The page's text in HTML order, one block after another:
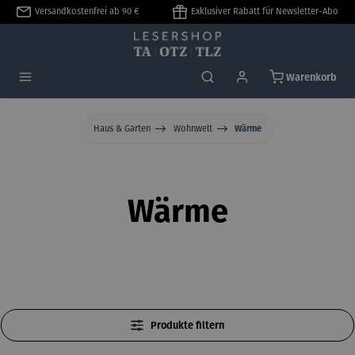
springen
Versandkostenfrei ab 90 € Exklusiver Rabatt für Newsletter-Abo
Warenkorb
Haus & Garten Wohnwelt Wärme
Wärme
Produkte filtern